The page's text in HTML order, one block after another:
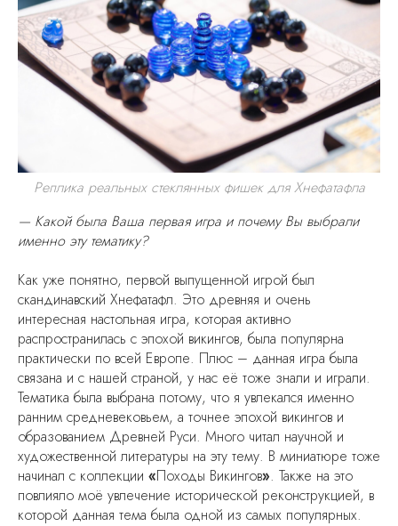
Реплика реальных стеклянных фишек для Хнефатафла
— Какой была Ваша первая игра и почему Вы выбрали
именно эту тематику?
Как уже понятно, первой выпущенной игрой был
скандинавский Хнефатафл. Это древняя и очень
интересная настольная игра, которая активно
распространилась с эпохой викингов, была популярна
практически по всей Европе. Плюс – данная игра была
связана и с нашей страной, у нас её тоже знали и играли.
Тематика была выбрана потому, что я увлекался именно
ранним средневековьем, а точнее эпохой викингов и
образованием Древней Руси. Много читал научной и
художественной литературы на эту тему. В миниатюре тоже
начинал с коллекции «Походы Викингов». Также на это
повлияло моё увлечение исторической реконструкцией, в
которой данная тема была одной из самых популярных.